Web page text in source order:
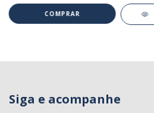
Siga e acompanhe